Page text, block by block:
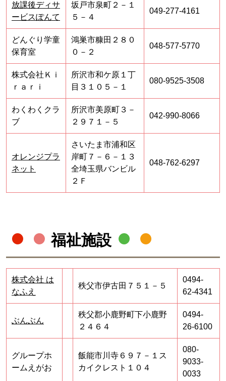
放課後ディサ
ービスぽんて
坂戸市泉町２－１
５－４
049-277-4161
どんぐり学童
保育室
鴻巣市糠田２８０
０－２
048-577-5770
株式会社Ｋｉ
ｒａｒｉ
所沢市和ケ原１丁
目３１０５－１
080-9525-3508
わくわくクラ
ブ
所沢市美原町３－
２９７１－５
042-990-8066
オレンジプラ
ネット
さいたま市浦和区
岸町７－６－１３
全埼玉県バンビル
２Ｆ
048-762-6297
福祉施設
株式会社 は
なふえ
秩父市伊古田７５１－５
0494-
62-4341
ぶんぶん
秩父郡小鹿野町下小鹿野
２４６４
0494-
26-6100
グループホ
ームえがお
飯能市川寺６９７－１ス
カイクレスト１０４
080-
9033-
0033